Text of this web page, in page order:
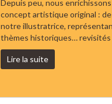
Depuis peu, nous
concept artistique original :
notre illustratrice,
thèmes historiques… revisités
Lire la suite